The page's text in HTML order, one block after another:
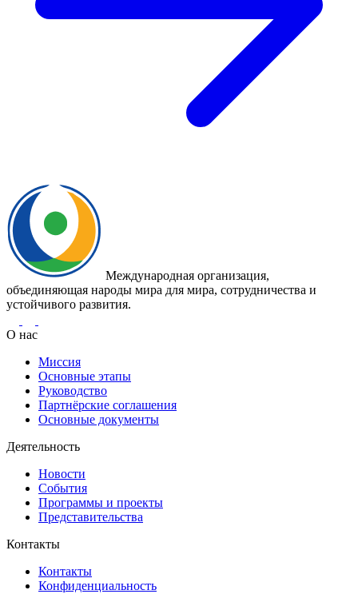
Международная организация,
объединяющая народы мира для мира, сотрудничества и
устойчивого развития.
О нас
Миссия
Основные этапы
Руководство
Партнёрские соглашения
Основные документы
Деятельность
Новости
События
Программы и проекты
Представительства
Контакты
Контакты
Конфиденциальность